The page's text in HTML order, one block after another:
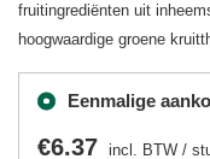
fruitingrediënten uit
hoogwaardige groene
Eenmalige
€6.37 incl. BTW /